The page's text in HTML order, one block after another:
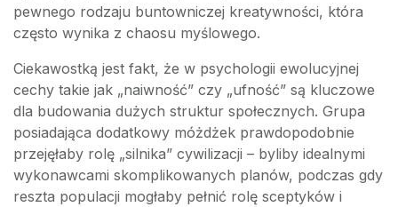
pewnego rodzaju buntowniczej kreatywności, która
często wynika z chaosu myślowego.
Ciekawostką jest fakt, że w psychologii ewolucyjnej
cechy takie jak „naiwność” czy „ufność” są kluczowe
dla budowania dużych struktur społecznych. Grupa
posiadająca dodatkowy móżdżek prawdopodobnie
przejęłaby rolę „silnika” cywilizacji – byliby idealnymi
wykonawcami skomplikowanych planów, podczas gdy
reszta populacji mogłaby pełnić rolę sceptyków i